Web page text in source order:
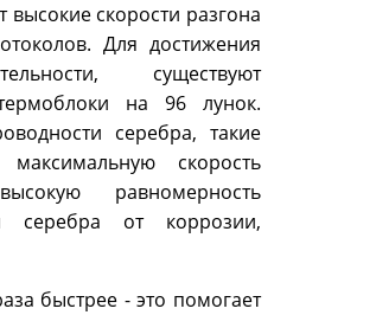
скорости разгона
Для достижения
существуют
на 96 лунок.
серебра, такие
скорость
равномерность
серебра от коррозии,
быстрее - это помогает